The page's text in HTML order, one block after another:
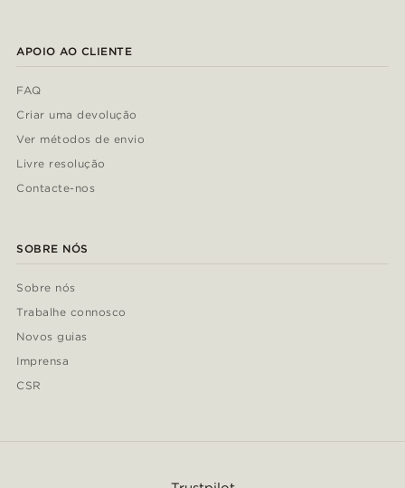
APOIO AO CLIENTE
FAQ
Criar uma devolução
Ver métodos de envio
Livre resolução
Contacte-nos
SOBRE NÓS
Sobre nós
Trabalhe connosco
Novos guias
Imprensa
CSR